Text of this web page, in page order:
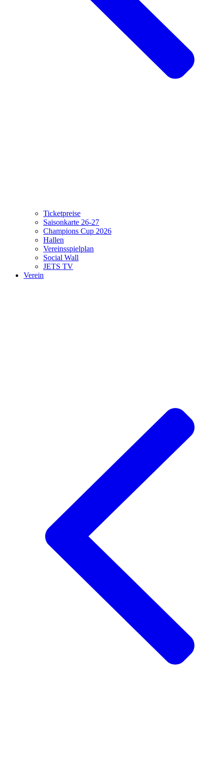
Ticketpreise
Saisonkarte 26-27
Champions Cup 2026
Hallen
Vereinsspielplan
Social Wall
JETS TV
Verein